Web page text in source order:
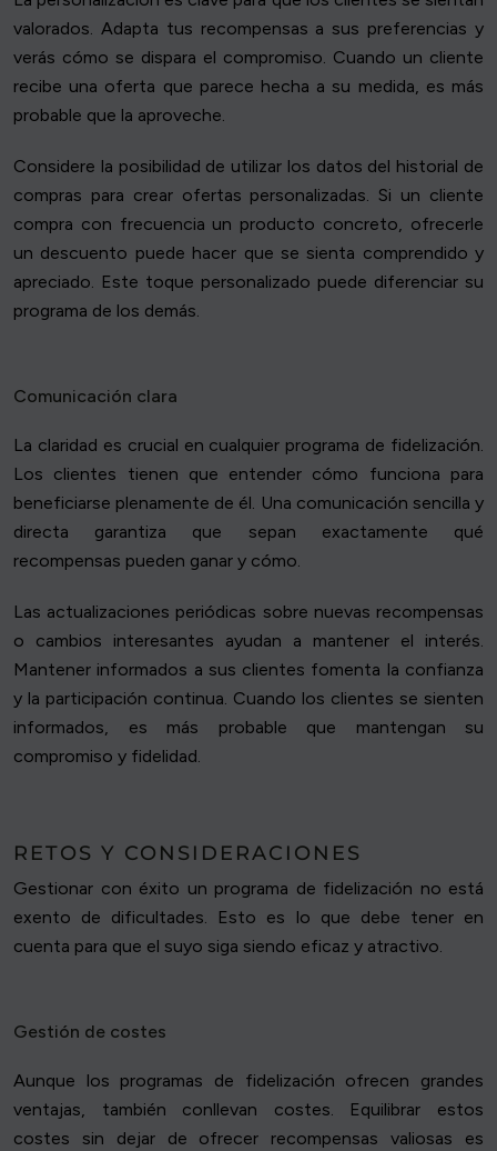
valorados. Adapta tus recompensas a sus preferencias y
verás cómo se dispara el compromiso. Cuando un cliente
recibe una oferta que parece hecha a su medida, es más
probable que la aproveche.
Considere la posibilidad de utilizar los datos del historial de
compras para crear ofertas personalizadas. Si un cliente
compra con frecuencia un producto concreto, ofrecerle
un descuento puede hacer que se sienta comprendido y
apreciado. Este toque personalizado puede diferenciar su
programa de los demás.
Comunicación clara
La claridad es crucial en cualquier programa de fidelización.
Los clientes tienen que entender cómo funciona para
beneficiarse plenamente de él. Una comunicación sencilla y
directa garantiza que sepan exactamente qué
recompensas pueden ganar y cómo.
Las actualizaciones periódicas sobre nuevas recompensas
o cambios interesantes ayudan a mantener el interés.
Mantener informados a sus clientes fomenta la confianza
y la participación continua. Cuando los clientes se sienten
informados, es más probable que mantengan su
compromiso y fidelidad.
RETOS Y CONSIDERACIONES
Gestionar con éxito un programa de fidelización no está
exento de dificultades. Esto es lo que debe tener en
cuenta para que el suyo siga siendo eficaz y atractivo.
Gestión de costes
Aunque los programas de fidelización ofrecen grandes
ventajas, también conllevan costes. Equilibrar estos
costes sin dejar de ofrecer recompensas valiosas es